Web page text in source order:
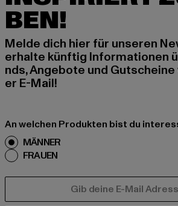
BEN!
Melde dich hier für unseren
erhalte künftig Informationen
nds, Angebote und
er E-Mail!
An welchen Produkten bist du
MÄNNER
FRAUEN